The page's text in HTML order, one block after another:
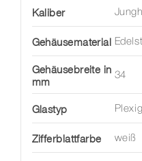
Kaliber
Gehäusematerial
Gehäusebreite in
mm
34
Glastyp
Zifferblattfarbe weiß